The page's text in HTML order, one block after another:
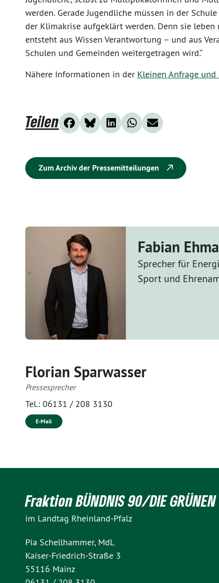
werden. Gerade Jugendliche müssen in der
der Klimakrise aufgeklärt werden. Denn sie
entsteht aus Wissen Verantwortung – und aus
Schulen und Gemeinden weitergetragen wird.“
Nähere Informationen in der Kleinen Anfrage
Teilen
Zum Archiv der Pressemitteilungen
Fabian
Sprecher für
Sport und
Florian Sparwasser
Pressesprecher
Tel.: 06131 / 208 3130
E-Mail
Fraktion BÜNDNIS 90/DIE GRÜNEN
im Landtag Rheinland-Pfalz
Pia Schellhammer, MdL
Kaiser-Friedrich-Straße 3
55116 Mainz